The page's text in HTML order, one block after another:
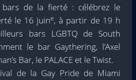
bars de la fierté : célébrez le
le 16 juine, à partir de 19 h
bars LGBTQ de South
le bar Gaythering, l’Axel
Bar, le PALACE et le Twist.
de la Gay Pride de Miami